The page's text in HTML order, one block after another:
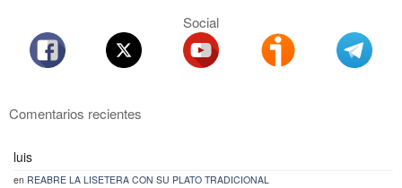
Social
Comentarios recientes
luis
en REABRE LA LISETERA CON SU PLATO TRADICIONAL